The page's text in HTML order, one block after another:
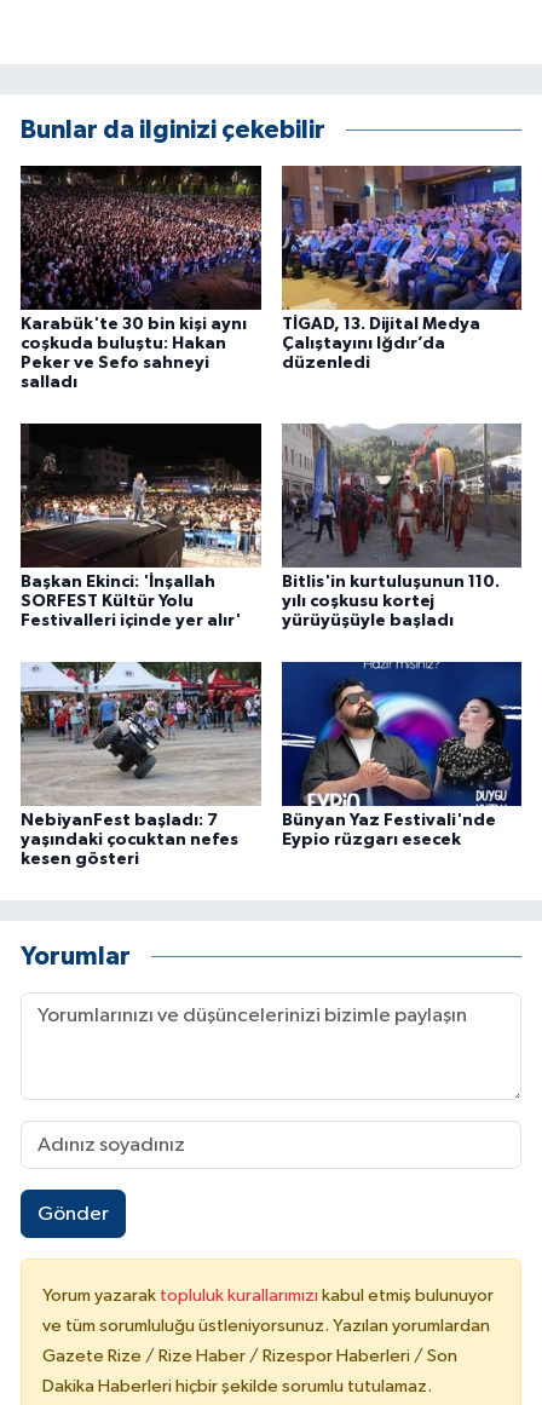
Bunlar da ilginizi çekebilir
Karabük'te 30 bin kişi aynı
coşkuda buluştu: Hakan
Peker ve Sefo sahneyi
salladı
TİGAD, 13. Dijital Medya
Çalıştayını Iğdır’da
düzenledi
Başkan Ekinci: 'İnşallah
SORFEST Kültür Yolu
Festivalleri içinde yer alır'
Bitlis'in kurtuluşunun 110.
yılı coşkusu kortej
yürüyüşüyle başladı
NebiyanFest başladı: 7
yaşındaki çocuktan nefes
kesen gösteri
Bünyan Yaz Festivali'nde
Eypio rüzgarı esecek
Yorumlar
Gönder
Yorum yazarak topluluk kurallarımızı kabul etmiş bulunuyor
ve tüm sorumluluğu üstleniyorsunuz. Yazılan yorumlardan
Gazete Rize / Rize Haber / Rizespor Haberleri / Son
Dakika Haberleri hiçbir şekilde sorumlu tutulamaz.